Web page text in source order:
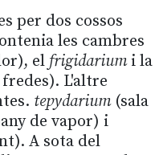
per dos cossos
les cambres
el frigidariumi la
L'altre
tepydarium(sala
de vapor) i
A sota del